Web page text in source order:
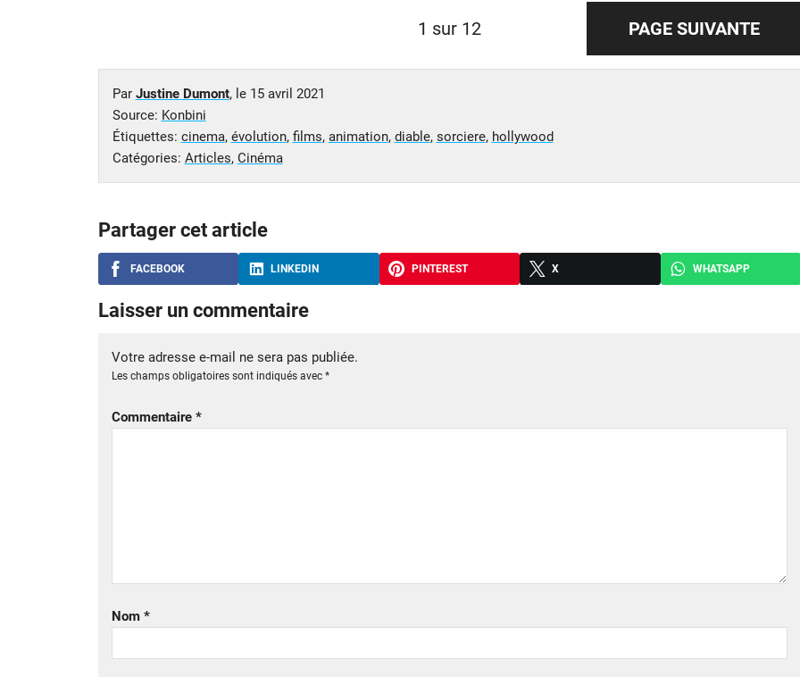
1 sur 12 PAGE SUIVANTE
Par Justine Dumont, le 15 avril 2021
Source: Konbini
Étiquettes: cinema, évolution, films, animation, diable, sorciere, hollywood
Catégories: Articles, Cinéma
Partager cet article
FACEBOOK LINKEDIN PINTEREST X WHATSAPP
Laisser un commentaire
Votre adresse e-mail ne sera pas publiée.
Les champs obligatoires sont indiqués avec *
Commentaire *
Nom *